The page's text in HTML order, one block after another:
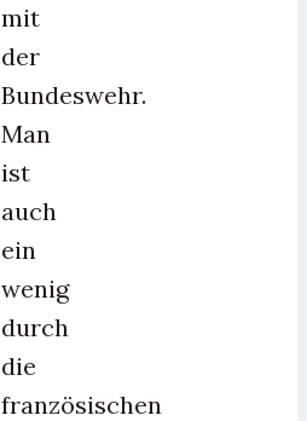
mit
der
Bundeswehr.
Man
ist
auch
ein
wenig
durch
die
französischen